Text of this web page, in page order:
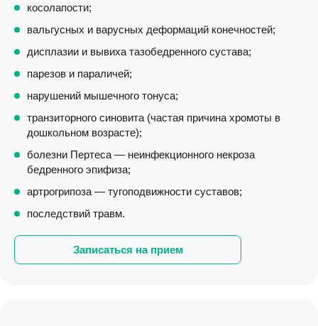
косолапости;
вальгусных и варусных деформаций конечностей;
дисплазии и вывиха тазобедренного сустава;
парезов и параличей;
нарушений мышечного тонуса;
транзиторного синовита (частая причина хромоты в
дошкольном возрасте);
болезни Пертеса — неинфекционного некроза
бедренного эпифиза;
артрогрипоза — тугоподвижности суставов;
последствий травм.
Записаться на прием